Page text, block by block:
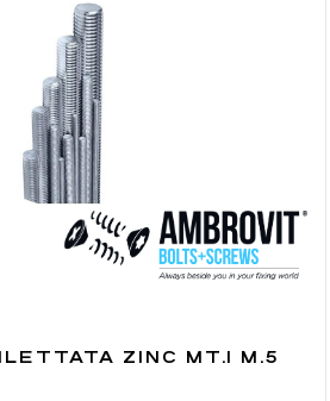
ZINC MT.1 M.5